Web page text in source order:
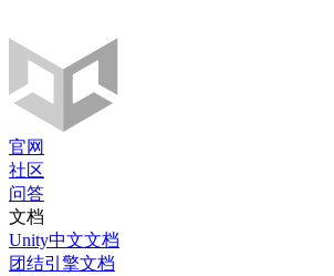
官网
社区
问答
文档
Unity中文文档
团结引擎文档